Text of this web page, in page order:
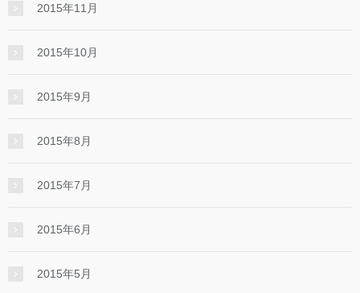
2015年11月
2015年10月
2015年9月
2015年8月
2015年7月
2015年6月
2015年5月